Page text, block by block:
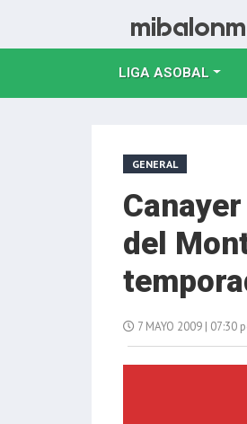
LIGA ASOBAL
GENERAL
del
7 MAYO 2009 |